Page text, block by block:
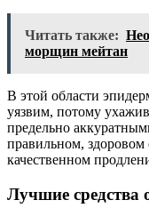
Читать также:
морщин мейтан
В этой области
уязвим, потому
предельно
правильном,
качественном
Лучшие средства